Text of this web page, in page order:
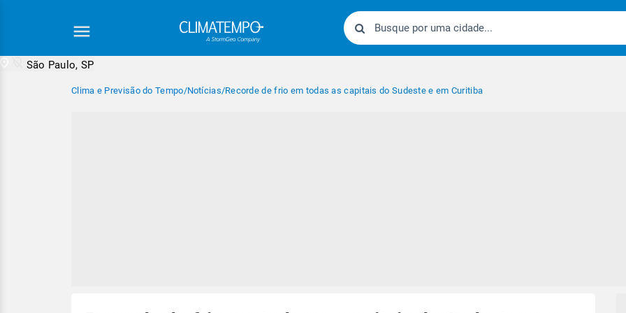
São Paulo, SP
Clima e Previsão do Tempo/Notícias/Recorde de frio em todas as capitais do Sudeste e em Curitiba